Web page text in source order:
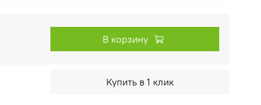
В корзину
Купить в 1 клик